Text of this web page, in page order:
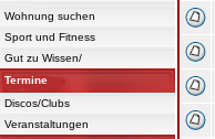
Wohnung suchen
Sport und Fitness
Gut zu Wissen/
Termine
Discos/Clubs
Veranstaltungen